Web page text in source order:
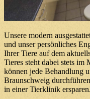
Unsere modern
und unser persönliches
Ihrer Tiere auf dem
Tieres steht dabei stets im
können jede Behandlung
Braunschweig
in einer Tierklinik ersparen.